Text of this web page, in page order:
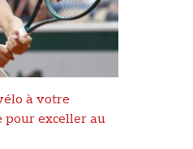
à votre
pour exceller au